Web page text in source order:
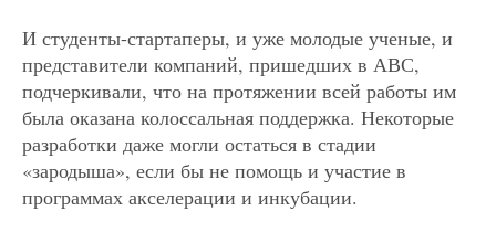
И студенты-стартаперы, и уже молодые ученые, и
представители компаний, пришедших в АВС,
подчеркивали, что на протяжении всей работы им
была оказана колоссальная поддержка. Некоторые
разработки даже могли остаться в стадии
«зародыша», если бы не помощь и участие в
программах акселерации и инкубации.